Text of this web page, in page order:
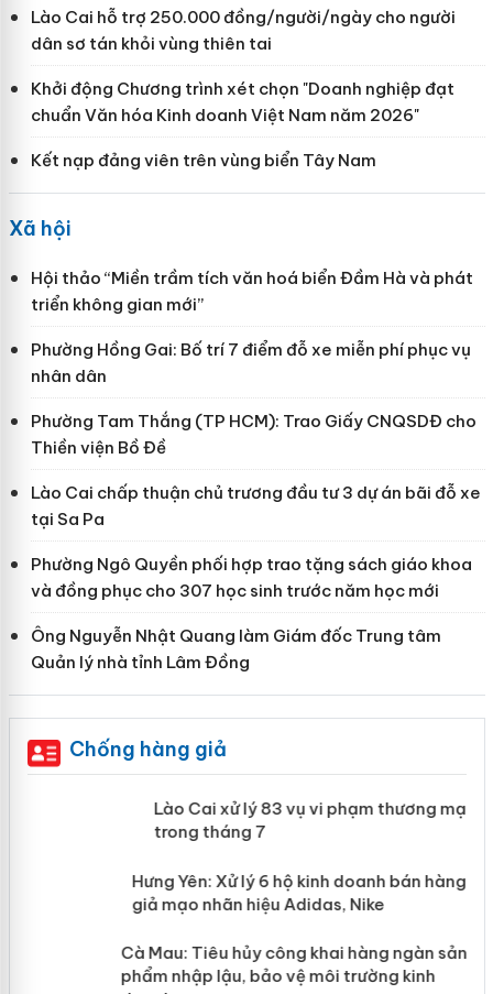
Lào Cai hỗ trợ 250.000 đồng/người/ngày cho người
dân sơ tán khỏi vùng thiên tai
Khởi động Chương trình xét chọn "Doanh nghiệp đạt
chuẩn Văn hóa Kinh doanh Việt Nam năm 2026"
Kết nạp đảng viên trên vùng biển Tây Nam
Xã hội
Hội thảo “Miền trầm tích văn hoá biển Đầm Hà và phát
triển không gian mới”
Phường Hồng Gai: Bố trí 7 điểm đỗ xe miễn phí phục vụ
nhân dân
Phường Tam Thắng (TP HCM): Trao Giấy CNQSDĐ cho
Thiền viện Bồ Đề
Lào Cai chấp thuận chủ trương đầu tư 3 dự án bãi đỗ xe
tại Sa Pa
Phường Ngô Quyền phối hợp trao tặng sách giáo khoa
và đồng phục cho 307 học sinh trước năm học mới
Ông Nguyễn Nhật Quang làm Giám đốc Trung tâm
Quản lý nhà tỉnh Lâm Đồng
Chống hàng giả
Lào Cai xử lý 83 vụ vi phạm thương
mại trong tháng 7
Hưng Yên: Xử lý 6 hộ kinh doanh bán
hàng giả mạo nhãn hiệu Adidas, Nike